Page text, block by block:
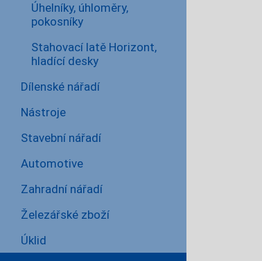
Úhelníky, úhloměry,
pokosníky
Stahovací latě Horizont,
hladící desky
Dílenské nářadí
Nástroje
Stavební nářadí
Automotive
Zahradní nářadí
Železářské zboží
Úklid